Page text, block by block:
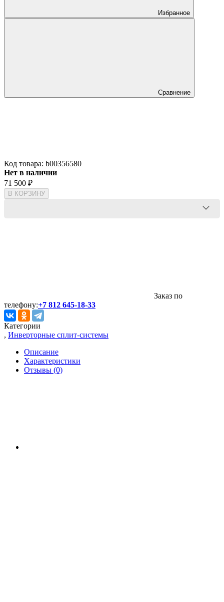
Избранное
Сравнение
Код товара: b00356580
Нет в наличии
71 500 ₽
В КОРЗИНУ
Заказ по
телефону:+7 812 645-18-33
Категории
, Инверторные сплит-системы
Описание
Характеристики
Отзывы (0)